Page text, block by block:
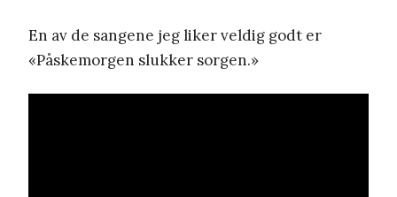
En av de sangene jeg liker veldig godt er
«Påskemorgen slukker sorgen.»